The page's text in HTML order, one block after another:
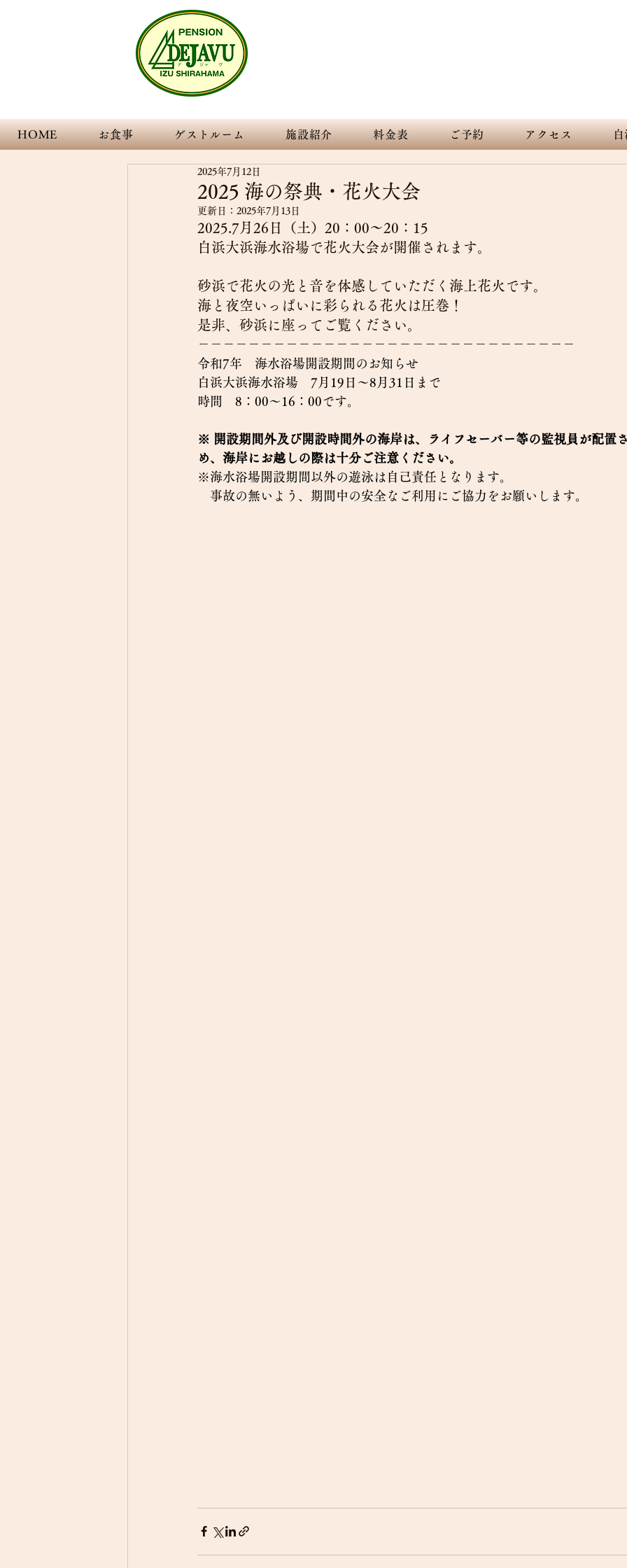
HOME お食事 ゲストルーム 施設紹介 料金表 ご予約 アクセス
2025 海の祭典・花火大会
2025年7月12日
更新日： 2025年7月13日
2025.7月26日（土）20：00～20：15
白浜大浜海水浴場で花火大会が開催されます。
砂浜で花火の光と音を体感していただく海上花火です。
海と夜空いっぱいに彩られる花火は圧巻！
是非、砂浜に座ってご覧ください。
－－－－－－－－－－－－－－－－－－－－－－－－－－－－－－
令和7年　海水浴場開設期間のお知らせ
白浜大浜海水浴場　7月19日～8月31日まで
時間　8：00～16：00です。
※ 開設期間外及び開設時間外の海岸は、ライフセーバー等の監視員が配置
め、海岸にお越しの際は十分ご注意ください。
※海水浴場開設期間以外の遊泳は自己責任となります。
事故の無いよう、期間中の安全なご利用にご協力をお願いします。